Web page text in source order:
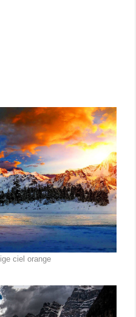
ciel orange